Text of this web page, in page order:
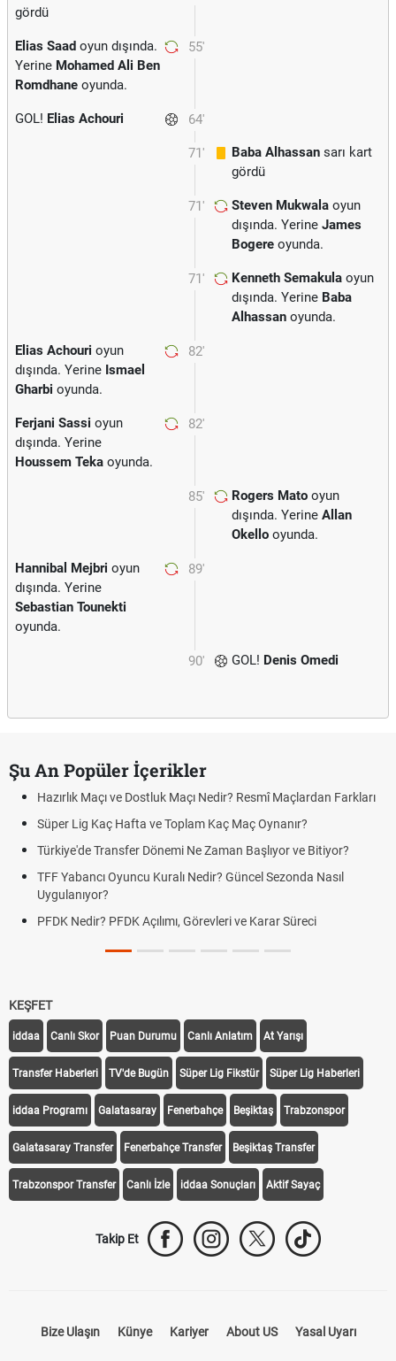
gördü
55'
Elias Saad oyun dışında.
Yerine Mohamed Ali Ben
Romdhane oyunda.
64'
GOL! Elias Achouri
71' Baba Alhassan sarı kart
gördü
71' Steven Mukwala oyun
dışında. Yerine James
Bogere oyunda.
71' Kenneth Semakula oyun
dışında. Yerine Baba
Alhassan oyunda.
82'
Elias Achouri oyun
dışında. Yerine Ismael
Gharbi oyunda.
82'
Ferjani Sassi oyun
dışında. Yerine
Houssem Teka oyunda.
85' Rogers Mato oyun
dışında. Yerine Allan
Okello oyunda.
89'
Hannibal Mejbri oyun
dışında. Yerine
Sebastian Tounekti
oyunda.
90' GOL! Denis Omedi
Şu An Popüler İçerikler
Hazırlık Maçı ve Dostluk Maçı Nedir? Resmî Maçlardan Farkları
Süper Lig Kaç Hafta ve Toplam Kaç Maç Oynanır?
Türkiye'de Transfer Dönemi Ne Zaman Başlıyor ve Bitiyor?
TFF Yabancı Oyuncu Kuralı Nedir? Güncel Sezonda Nasıl
Uygulanıyor?
PFDK Nedir? PFDK Açılımı, Görevleri ve Karar Süreci
KEŞFET
iddaa Canlı Skor Puan Durumu Canlı Anlatım At Yarışı
Transfer Haberleri TV'de Bugün Süper Lig Fikstür Süper Lig Haberleri
iddaa Programı Galatasaray Fenerbahçe Beşiktaş Trabzonspor
Galatasaray Transfer Fenerbahçe Transfer Beşiktaş Transfer
Trabzonspor Transfer Canlı İzle iddaa Sonuçları Aktif Sayaç
Takip Et
Bize Ulaşın Künye Kariyer About US Yasal Uyarı